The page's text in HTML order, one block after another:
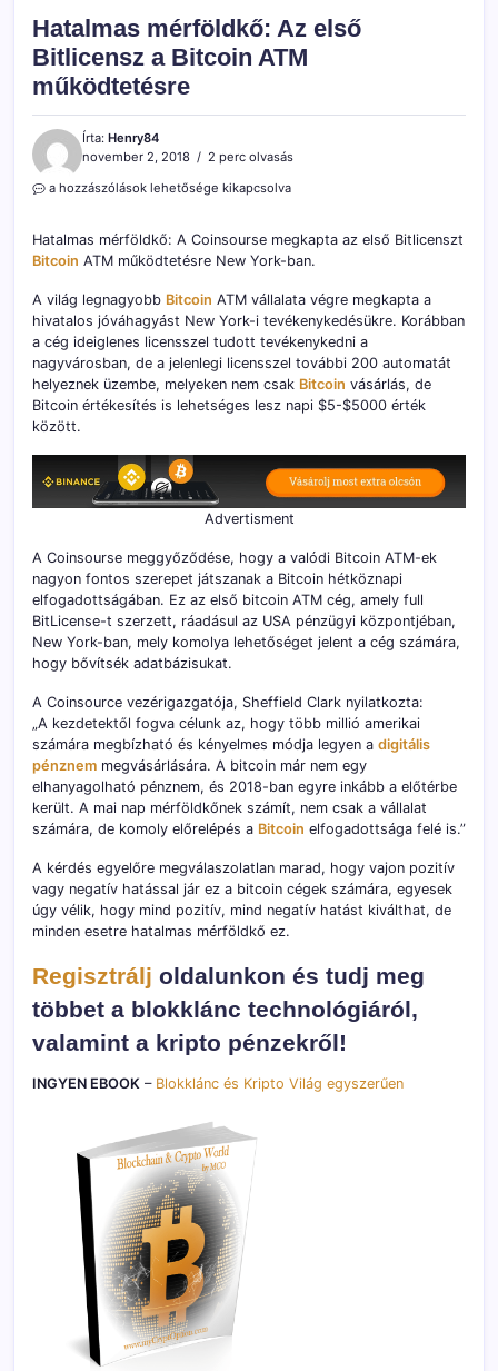
Hatalmas mérföldkő: Az első
Bitlicensz a Bitcoin ATM
működtetésre
Írta: Henry84
november 2, 2018
2 perc olvasás
Hatalmas
első
Bitlicensz
Bitcoin
ATM
működtetésre
bejegyzéshez
a hozzászólások lehetősége kikapcsolva
Hatalmas mérföldkő: A Coinsourse megkapta az első Bitlicenszt
Bitcoin ATM működtetésre New York-ban.
A világ legnagyobb Bitcoin ATM vállalata végre megkapta a
hivatalos jóváhagyást New York-i tevékenykedésükre. Korábban
a cég ideiglenes licensszel tudott tevékenykedni a
nagyvárosban, de a jelenlegi licensszel további 200 automatát
helyeznek üzembe, melyeken nem csak Bitcoin vásárlás, de
Bitcoin értékesítés is lehetséges lesz napi $5-$5000 érték
között.
Advertisment
A Coinsourse meggyőződése, hogy a valódi Bitcoin ATM-ek
nagyon fontos szerepet játszanak a Bitcoin hétköznapi
elfogadottságában. Ez az első bitcoin ATM cég, amely full
BitLicense-t szerzett, ráadásul az USA pénzügyi központjéban,
New York-ban, mely komolya lehetőséget jelent a cég számára,
hogy bővítsék adatbázisukat.
A Coinsource vezérigazgatója, Sheffield Clark nyilatkozta:
„A kezdetektől fogva célunk az, hogy több millió amerikai
számára megbízható és kényelmes módja legyen a digitális
pénznem megvásárlására. A bitcoin már nem egy
elhanyagolható pénznem, és 2018-ban egyre inkább a előtérbe
került. A mai nap mérföldkőnek számít, nem csak a vállalat
számára, de komoly előrelépés a Bitcoin elfogadottsága felé is.”
A kérdés egyelőre megválaszolatlan marad, hogy vajon pozitív
vagy negatív hatással jár ez a bitcoin cégek számára, egyesek
úgy vélik, hogy mind pozitív, mind negatív hatást kiválthat, de
minden esetre hatalmas mérföldkő ez.
Regisztrálj oldalunkon és tudj meg
többet a blokklánc technológiáról,
valamint a kripto pénzekről!
INGYEN EBOOK – Blokklánc és Kripto Világ egyszerűen